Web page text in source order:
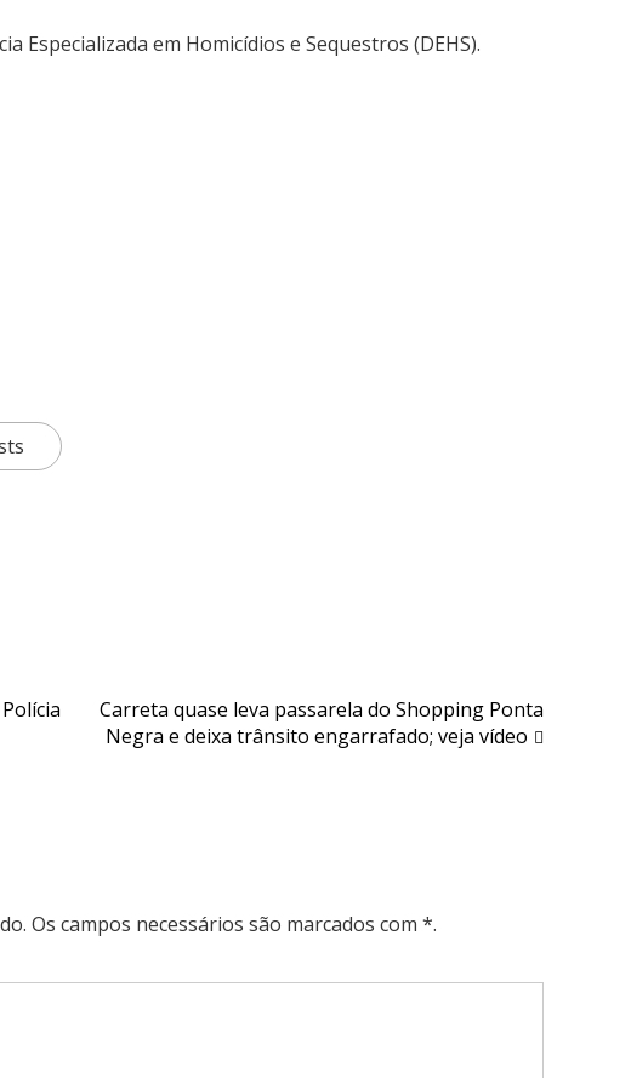
Especializada em Homicídios e Sequestros (DEHS).
Carreta quase leva passarela do Shopping Ponta
Negra e deixa trânsito engarrafado; veja vídeo
Os campos necessários são marcados com *.